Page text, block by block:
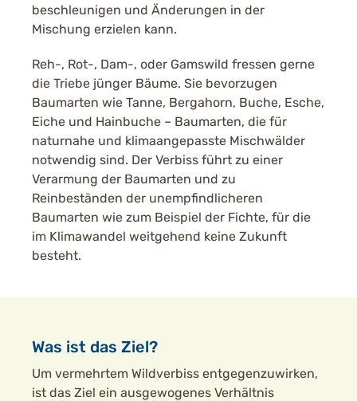
beschleunigen und Änderungen in der
Mischung erzielen kann.
Reh-, Rot-, Dam-, oder Gamswild fressen gerne
die Triebe jünger Bäume. Sie bevorzugen
Baumarten wie Tanne, Bergahorn, Buche, Esche,
Eiche und Hainbuche – Baumarten, die für
naturnahe und klimaangepasste Mischwälder
notwendig sind. Der Verbiss führt zu einer
Verarmung der Baumarten und zu
Reinbeständen der unempfindlicheren
Baumarten wie zum Beispiel der Fichte, für die
im Klimawandel weitgehend keine Zukunft
besteht.
Was ist das Ziel?
Um vermehrtem Wildverbiss entgegenzuwirken,
ist das Ziel ein ausgewogenes Verhältnis